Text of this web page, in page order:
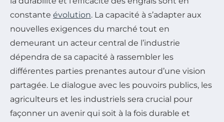
constante évolution. La capacité à s’adapter aux
nouvelles exigences du marché tout en
demeurant un acteur central de l’industrie
dépendra de sa capacité à rassembler les
différentes parties prenantes autour d’une vision
partagée. Le dialogue avec les pouvoirs publics, les
agriculteurs et les industriels sera crucial pour
façonner un avenir qui soit à la fois durable et